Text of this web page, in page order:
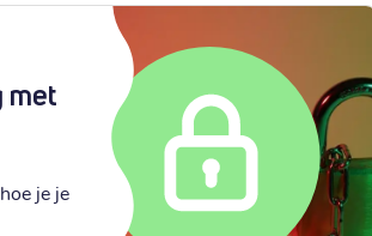
met
je je